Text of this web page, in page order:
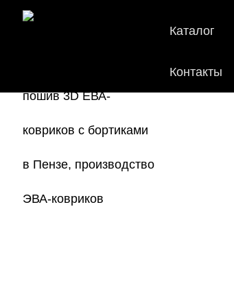
Каталог
Контакты